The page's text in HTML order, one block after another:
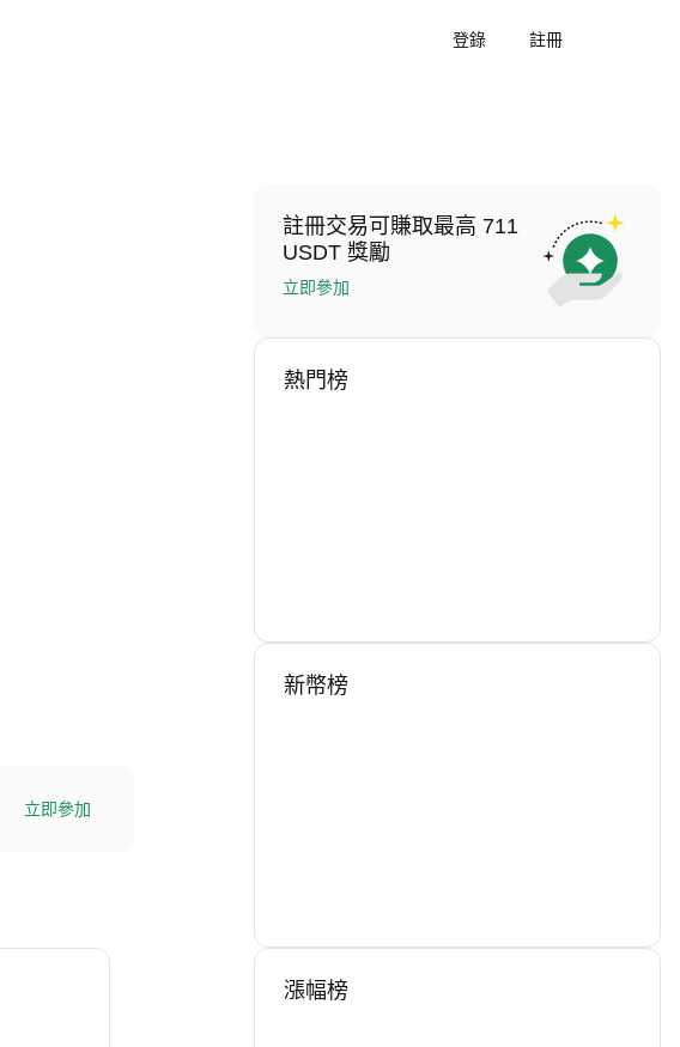
登錄 註冊
立即參加
註冊交易可賺取最高 711
USDT 獎勵
立即參加
熱門榜
新幣榜
漲幅榜